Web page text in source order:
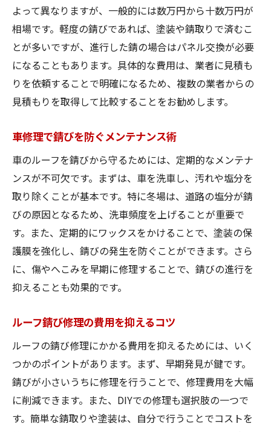
よって異なりますが、一般的には数万円から十数万円が
相場です。軽度の錆びであれば、塗装や錆取りで済むこ
とが多いですが、進行した錆の場合はパネル交換が必要
になることもあります。具体的な費用は、業者に見積も
りを依頼することで明確になるため、複数の業者からの
見積もりを取得して比較することをお勧めします。
車修理で錆びを防ぐメンテナンス術
車のルーフを錆びから守るためには、定期的なメンテナ
ンスが不可欠です。まずは、車を洗車し、汚れや塩分を
取り除くことが基本です。特に冬場は、道路の塩分が錆
びの原因となるため、洗車頻度を上げることが重要で
す。また、定期的にワックスをかけることで、塗装の保
護膜を強化し、錆びの発生を防ぐことができます。さら
に、傷やへこみを早期に修理することで、錆びの進行を
抑えることも効果的です。
ルーフ錆び修理の費用を抑えるコツ
ルーフの錆び修理にかかる費用を抑えるためには、いく
つかのポイントがあります。まず、早期発見が鍵です。
錆びが小さいうちに修理を行うことで、修理費用を大幅
に削減できます。また、DIYでの修理も選択肢の一つで
す。簡単な錆取りや塗装は、自分で行うことでコストを